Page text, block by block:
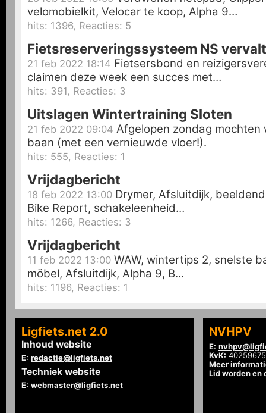
velomobielkit, Velocar te koop, Alpha 9…
hits: 1396, Reacties: 5
Fietsreserveringssysteem NS vervalt
21 feb 2022 18:14 Fietsersbond en
claimen deze week een succes met…
hits: 391, Reacties: 3
Uitslagen Wintertraining Sloten
21 feb 2022 09:04 Afgelopen zondag mochten
baan (met een vernieuwde vloer!).
hits: 555, Reacties: 1
Vrijdagbericht
18 feb 2022 13:00 Drymer, Afsluitdijk,
Bike Report, schakeleenheid…
hits: 1266, Reacties: 3
Vrijdagbericht
11 feb 2022 13:00 WAW, wintertips 2, snelste
möbel, Afsluitdijk, Alpha 9, B…
hits: 1196, Reacties: 1
Ligfiets.net 2.0
Inhoud website
E: redactie@ligfiets.net
Techniek website
E: webmaster@ligfiets.net
NVHPV
E:
KvK: 40259675
Meer
Lid worden en